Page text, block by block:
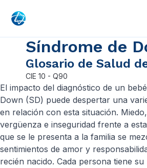
Síndrome de
Glosario de Salud
CIE 10 - Q90
El impacto del diagnóstico de un
Down (SD) puede despertar una
en relación con esta situación.
vergüenza e inseguridad frente a
que se le presenta a la familia se
sentimientos de amor y
recién nacido. Cada persona tiene